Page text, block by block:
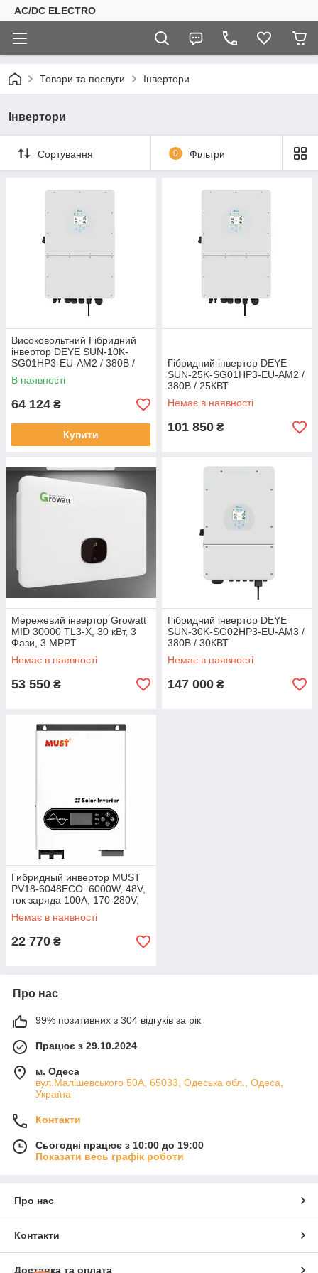
AC/DC ELECTRO
Товари та послуги Інвертори
Інвертори
Сортування 0 Фільтри
Високовольтний Гібридний
інвертор DEYE SUN-10K-
SG01HP3-EU-AM2 / 380В /
10КВТ
В наявності
64 124 ₴
Купити
Гібридний інвертор DEYE
SUN-25K-SG01HP3-EU-AM2 /
380В / 25КВТ
Немає в наявності
101 850 ₴
Мережевий інвертор Growatt
MID 30000 TL3-X, 30 кВт, 3
Фази, 3 MPPT
Немає в наявності
53 550 ₴
Гібридний інвертор DEYE
SUN-30K-SG02HP3-EU-АМ3 /
380В / 30КВТ
Немає в наявності
147 000 ₴
Гибридный инвертор MUST
PV18-6048ECO. 6000W, 48V,
ток заряда 100A, 170-280V,
MPPT (100А, 60-360 Vdc)
Немає в наявності
22 770 ₴
Про нас
99% позитивних з 304 відгуків за рік
Працює з 29.10.2024
м. Одеса
вул.Малішевського 50А, 65033, Одеська обл., Одеса,
Україна
Контакти
Сьогодні працює з 10:00 до 19:00
Показати весь графік роботи
Про нас
Контакти
Доставка та оплата